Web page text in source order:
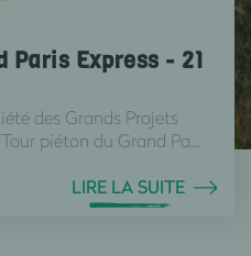
Paris Express - 21
des Grands Projets
piéton du Grand Pa...
LIRE LA SUITE